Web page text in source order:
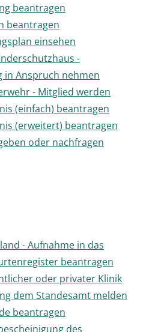
beantragen
beantragen
einsehen
-
in Anspruch nehmen
- Mitglied werden
(einfach) beantragen
(erweitert) beantragen
oder nachfragen
- Aufnahme in das
beantragen
oder privater Klinik
dem Standesamt melden
beantragen
des